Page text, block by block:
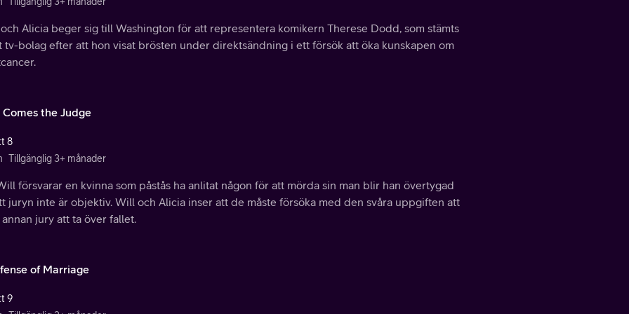
Alicia beger sig till Washington för att representera komikern Therese Dodd, som stämts
tv-bolag efter att hon visat brösten under direktsändning i ett försök att öka kunskapen om
the Judge
8
Tillgänglig 3+ månader
försvarar en kvinna som påstås ha anlitat någon för att mörda sin man blir han övertygad
juryn inte är objektiv. Will och Alicia inser att de måste försöka med den svåra uppgiften att
jury att ta över fallet.
of Marriage
9